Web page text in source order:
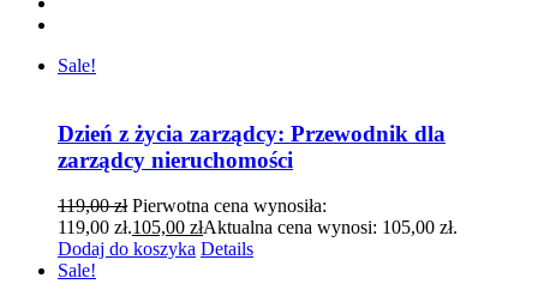
Sale!
Dzień z życia zarządcy: Przewodnik dla
zarządcy nieruchomości
119,00zł Pierwotna cena wynosiła:
119,00 zł.105,00 złAktualna cena wynosi: 105,00 zł.
Dodaj do koszyka Details
Sale!